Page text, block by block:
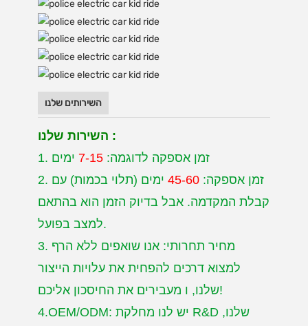
השירותים שלנו
השירות שלנו :
1. זמן אספקה לדוגמה:7-15 ימים
2. זמן אספקה:45-60 ימים (תלוי בכמות) עם
קבלת המקדמה. אבל בדיוק הזמן הוא בהתאם
למצב בפועל.
3. מחיר תחרותי: אנו שואפים ללא הרף
למצוא דרכים להפחית את עלויות הייצור
שלנו, ומעבירים את החיסכון אליכם!
4.OEM/ODM: יש לנו מחלקת R&D שלנו,